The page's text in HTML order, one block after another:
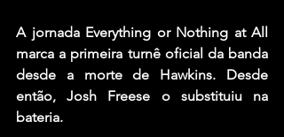
A jornada Everything or Nothing at All
marca a primeira turnê oficial da banda
desde a morte de Hawkins. Desde
então, Josh Freese o substituiu na
bateria.